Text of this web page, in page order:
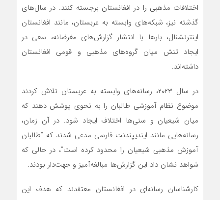
اختلافات مذهبی را در افغانستان برجسته کنند. در سال‌های
گذشته نیز، شبکه‌های وابسته به عربستان، مانند افغانستان
اینترنشنال، بارها با انتشار گزارش‌های مغرضانه، سعی در
ایجاد تنش میان گروه‌های مذهبی و قومی افغانستان
داشته‌اند.
در سال ۲۰۲۳، رسانه‌های وابسته به عربستان تلاش کردند
موضوع نظام آموزشی طالبان را به نحوی پوشش دهند که
میان شیعیان و سنی‌ها اختلاف ایجاد شود. در آن زمان،
رسانه‌هایی مانند ایندیپندنت فارسی مدعی شدند که “طالبان
آموزش مذهبی شیعیان را محدود کرده است”، در حالی که
شواهد نشان داد این گزارش‌ها مبالغه‌آمیز و جهت‌دار بودند.
کارشناسان رسانه‌ای در افغانستان معتقدند که هدف این